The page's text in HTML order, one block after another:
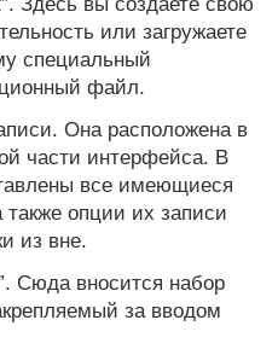
или загружаете
специальный
файл.
Она расположена в
части интерфейса. В
все имеющиеся
также опции их записи
из вне.
Сюда вносится набор
за вводом